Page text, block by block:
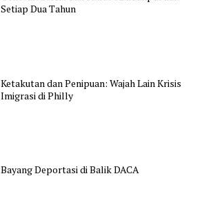
Setiap Dua Tahun
Ketakutan dan Penipuan: Wajah Lain Krisis
Imigrasi di Philly
Bayang Deportasi di Balik DACA